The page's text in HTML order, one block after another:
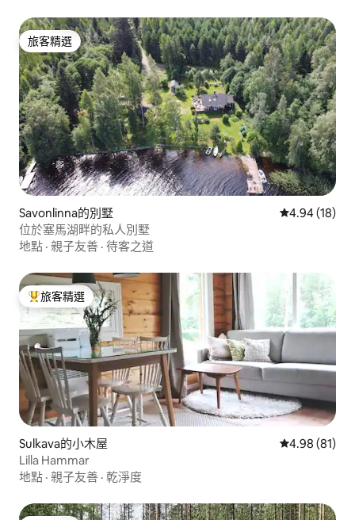
旅客精選
旅客精選
Savonlinna的別墅 從 18 則評價
4.94 (18)
位於塞馬湖畔的私人別墅
地點 · 親子友善 · 待客之道
旅客精選榜首
旅客精選
Sulkava的小木屋 從 81 則評價
4.98 (81)
Lilla Hammar
地點 · 親子友善 · 乾淨度